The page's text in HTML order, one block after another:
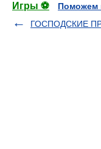
Игры ⚽
Поможем
ГОСПОДСКИЕ